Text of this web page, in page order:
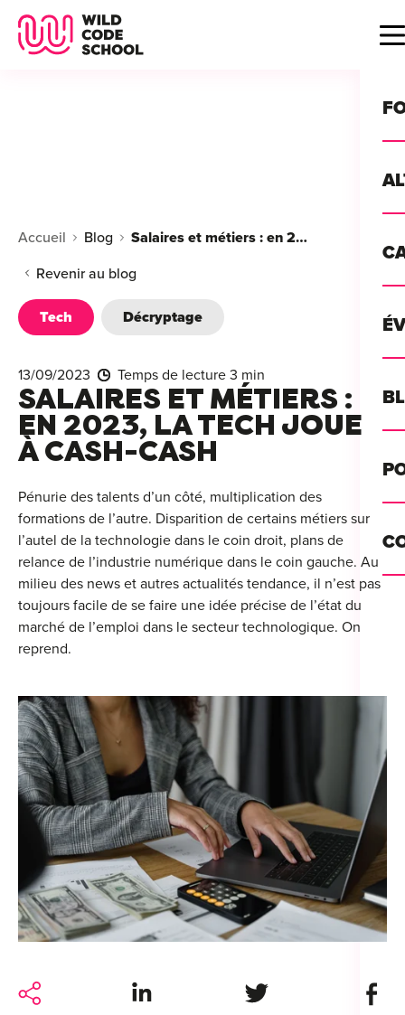
?
Accueil Blog
Salaires et métiers : en 2023, la tech joue à cash-cash
Revenir au blog
Tech Décryptage
13/09/2023 Temps de lecture 3 min
SALAIRES ET MÉTIERS :
EN 2023, LA TECH JOUE
À CASH-CASH
Pénurie des talents d’un côté, multiplication des
formations de l’autre. Disparition de certains métiers sur
l’autel de la technologie dans le coin droit, plans de
relance de l’industrie numérique dans le coin gauche. Au
milieu des news et autres actualités tendance, il n’est pas
toujours facile de se faire une idée précise de l’état du
marché de l’emploi dans le secteur technologique. On
reprend.
Share on LinkedIn Share on Twitter